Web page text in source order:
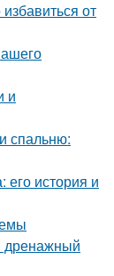
от
и
спальню:
его история и
дренажный